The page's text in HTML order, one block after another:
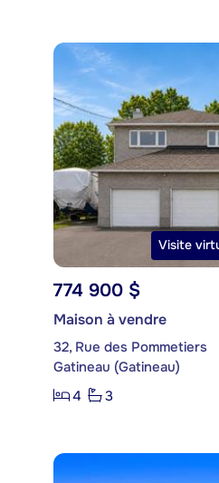
Visite
774 900 $
Maison à vendre
32, Rue des Pommetiers
Gatineau (Gatineau)
4
3